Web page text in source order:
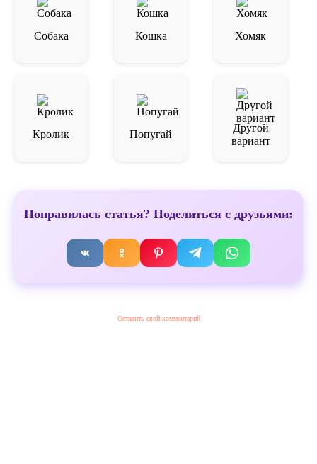
Собака Кошка Хомяк
Кролик Попугай
Другой
вариант
Понравилась статья? Поделиться с друзьями:
Оставить свой комментарий